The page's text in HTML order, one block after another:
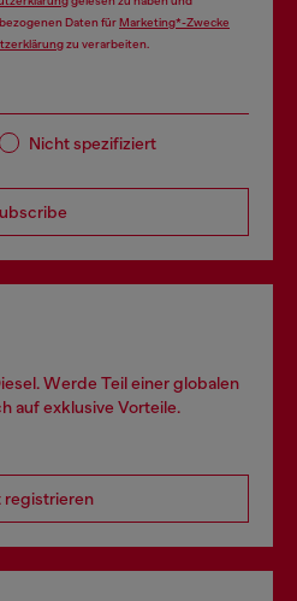
Daten fürMarketing*-Zwecke
zu verarbeiten.
Nicht spezifiziert
Werde Teil einer globalen
auf exklusive Vorteile.
registrieren